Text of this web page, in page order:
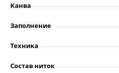
Канва
Заполнение
Техника
Состав ниток